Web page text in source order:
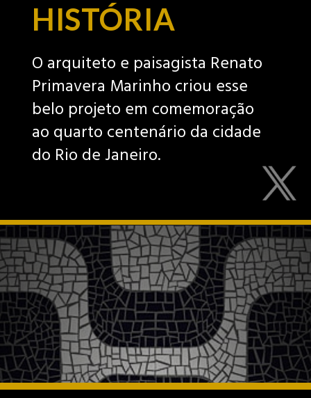
HISTÓRIA
O arquiteto e paisagista Renato
Primavera Marinho criou esse
belo projeto em comemoração
ao quarto centenário da cidade
do Rio de Janeiro.